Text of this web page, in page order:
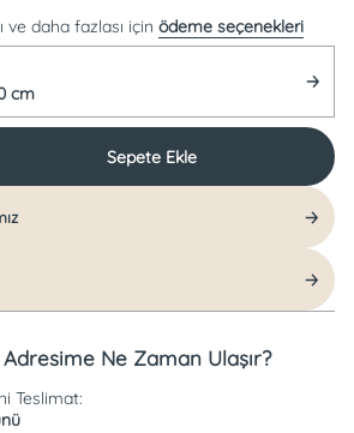
ve daha fazlası için ödeme seçenekleri
cm
Sepete Ekle
Ne Zaman Ulaşır?
Teslimat: